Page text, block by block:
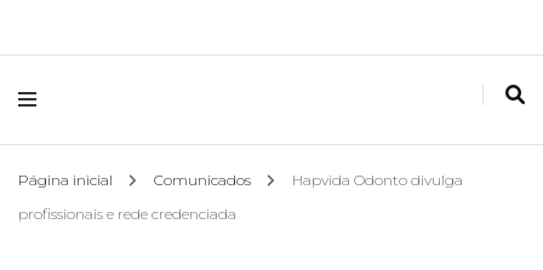
Página inicial Comunicados
Hapvida Odonto divulga
profissionais e rede credenciada